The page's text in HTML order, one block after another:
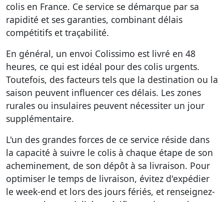
colis en France. Ce service se démarque par sa
rapidité et ses garanties, combinant délais
compétitifs et traçabilité.
En général, un envoi Colissimo est livré en 48
heures, ce qui est idéal pour des colis urgents.
Toutefois, des facteurs tels que la destination ou la
saison peuvent influencer ces délais. Les zones
rurales ou insulaires peuvent nécessiter un jour
supplémentaire.
L'un des grandes forces de ce service réside dans
la capacité à suivre le colis à chaque étape de son
acheminement, de son dépôt à sa livraison. Pour
optimiser le temps de livraison, évitez d'expédier
le week-end et lors des jours fériés, et renseignez-